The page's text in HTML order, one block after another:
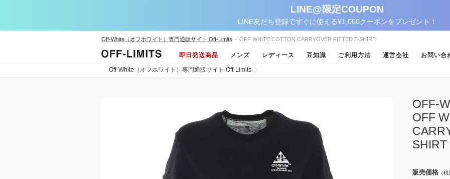
LINE@限定COUPON
LINE友だち登録ですぐに使える¥1,000クーポンをプレゼント！
Off-White（オフホワイト）専門通販サイト Off-Limits - OFF WHITE COTTON CARRYOVER FITTED T-SHIRT
即日発送商品 メンズ レディース 豆知識 ご利用方法 運営会社 お問い合
Off-White（オフホワイト）専門通販サイト Off-Limits
OFF-
OFF
SHIRT
販売価格 （税